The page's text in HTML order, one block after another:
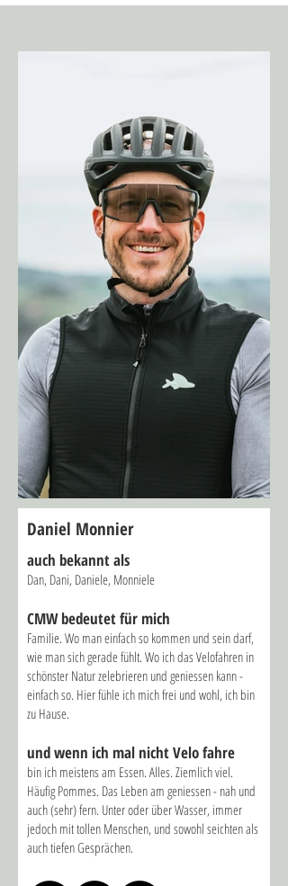
Daniel Monnier
auch bekannt als
Dan, Dani, Daniele, Monniele
CMW bedeutet für mich
Familie. Wo man einfach so kommen und sein darf,
wie man sich gerade fühlt. Wo ich das Velofahren in
schönster Natur zelebrieren und geniessen kann -
einfach so. Hier fühle ich mich frei und wohl, ich bin
zu Hause.
und wenn ich mal nicht Velo fahre
bin ich meistens am Essen. Alles. Ziemlich viel.
Häufig Pommes. Das Leben am geniessen - nah und
auch (sehr) fern. Unter oder über Wasser, immer
jedoch mit tollen Menschen, und sowohl seichten als
auch tiefen Gesprächen.